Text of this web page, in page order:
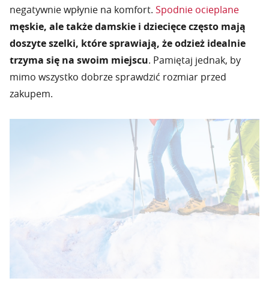
negatywnie wpłynie na komfort. Spodnie ocieplane
męskie, ale także damskie i dziecięce często mają
doszyte szelki, które sprawiają, że odzież idealnie
trzyma się na swoim miejscu. Pamiętaj jednak, by
mimo wszystko dobrze sprawdzić rozmiar przed
zakupem.